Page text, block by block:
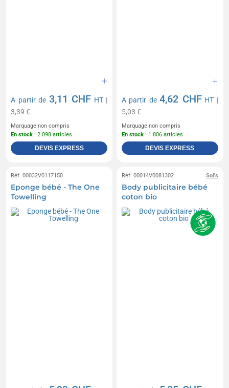
A partir de 3,11 CHF HT|
3,39 €
Marquage non compris
En stock : 2 098 articles
DEVIS EXPRESS
A partir de4,62 CHF HT |
5,03 €
Marquage non compris
En stock : 1 806 articles
DEVIS EXPRESS
Réf. 00032V0117150
Eponge bébé - The One
Towelling
Sol's
Réf. 00014V0081302
Body publicitaire bébé
coton bio